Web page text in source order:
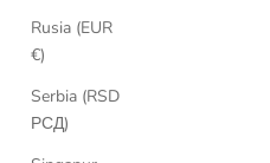
Rusia (EUR
€)
Serbia (RSD
РСД)